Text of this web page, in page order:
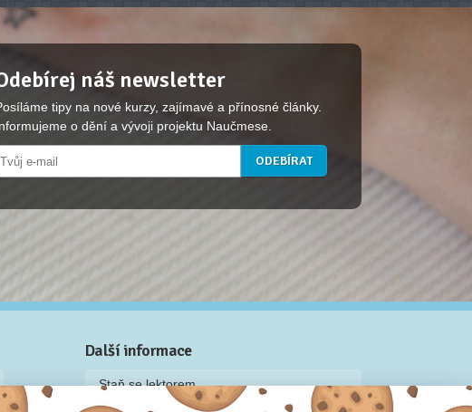
náš newsletter
tipy na nové kurzy, zajímavé a přínosné články.
o dění a vývoji projektu Naučmese.
Další informace
Staň se lektorem